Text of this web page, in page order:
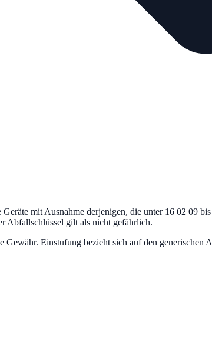
Geräte mit Ausnahme derjenigen, die unter 16 02 09
Abfallschlüssel gilt als nicht gefährlich.
Einstufung bezieht sich auf den generischen